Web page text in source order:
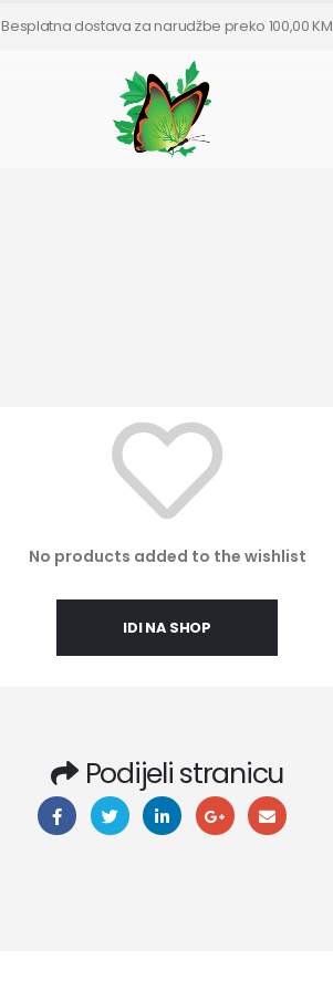
Besplatna dostava za narudžbe preko 100,00 KM
No products added to the wishlist
IDI NA SHOP
Podijeli stranicu